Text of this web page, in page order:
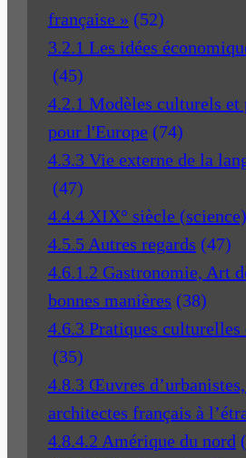
française » (52)
3.2.1 Les idées
(45)
4.2.1 Modèles culturels et
pour l'Europe (74)
4.3.3 Vie externe de la
(47)
4.4.4 XIX° siècle (science)
4.5.5 Autres regards (47)
4.6.1.2 Gastronomie, Art
bonnes manières (38)
4.6.3 Pratiques culturelles
(35)
4.8.3 Œuvres
architectes français à
4.8.4.2 Amérique du nord